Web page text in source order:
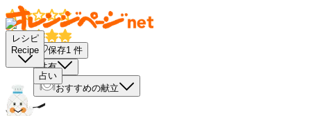
レシピ
Recipe
占い
保存1 件
共有
おすすめの献立